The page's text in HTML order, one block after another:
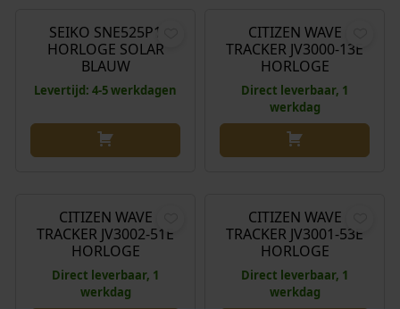
SEIKO SNE525P1
HORLOGE SOLAR
BLAUW
Levertijd: 4-5 werkdagen
CITIZEN WAVE
TRACKER JV3000-13E
HORLOGE
Direct leverbaar, 1
werkdag
CITIZEN WAVE
TRACKER JV3002-51E
HORLOGE
Direct leverbaar, 1
werkdag
CITIZEN WAVE
TRACKER JV3001-53E
HORLOGE
Direct leverbaar, 1
werkdag